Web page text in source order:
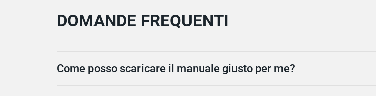
DOMANDE FREQUENTI
Come posso scaricare il manuale giusto per me?